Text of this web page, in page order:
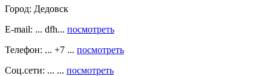
Город: Дедовск
E-mail: ... dfh... посмотреть
Телефон: ... +7 ... посмотреть
Соц.сети: ... ... посмотреть